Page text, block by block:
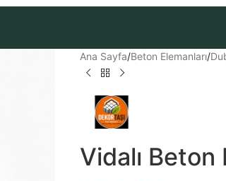
Ana Sayfa/Beton Elemanları/
Vidalı Beton